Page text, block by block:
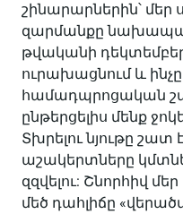
շինարարներին՝ մեր
զարմանքը
թվականի
ուրախացնում և
համադպրոցական
ընթերցելիս մենք
Տխրելու նյութը շատ
աշակերտները
զզվելու: Շնորհիվ
մեծ դահլիճը